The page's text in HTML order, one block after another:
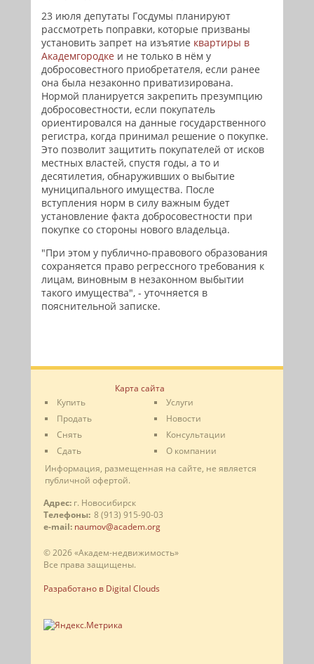
23 июля депутаты Госдумы планируют
рассмотреть поправки, которые призваны
установить запрет на изъятие квартиры в
Академгородке и не только в нём у
добросовестного приобретателя, если ранее
она была незаконно приватизирована.
Нормой планируется закрепить презумпцию
добросовестности, если покупатель
ориентировался на данные государственного
регистра, когда принимал решение о покупке.
Это позволит защитить покупателей от исков
местных властей, спустя годы, а то и
десятилетия, обнаруживших о выбытие
муниципального имущества. После
вступления норм в силу важным будет
установление факта добросовестности при
покупке со стороны нового владельца.
"При этом у публично-правового образования
сохраняется право регрессного требования к
лицам, виновным в незаконном выбытии
такого имущества", - уточняется в
пояснительной записке.
Карта сайта
Купить
Продать
Снять
Сдать
Услуги
Новости
Консультации
О компании
Информация, размещенная на сайте, не является
публичной офертой.
Адрес: г. Новосибирск
Телефоны: 8 (913) 915-90-03
e-mail: naumov@academ.org
© 2026 «Академ-недвижимость»
Все права защищены.
Разработано в Digital Clouds